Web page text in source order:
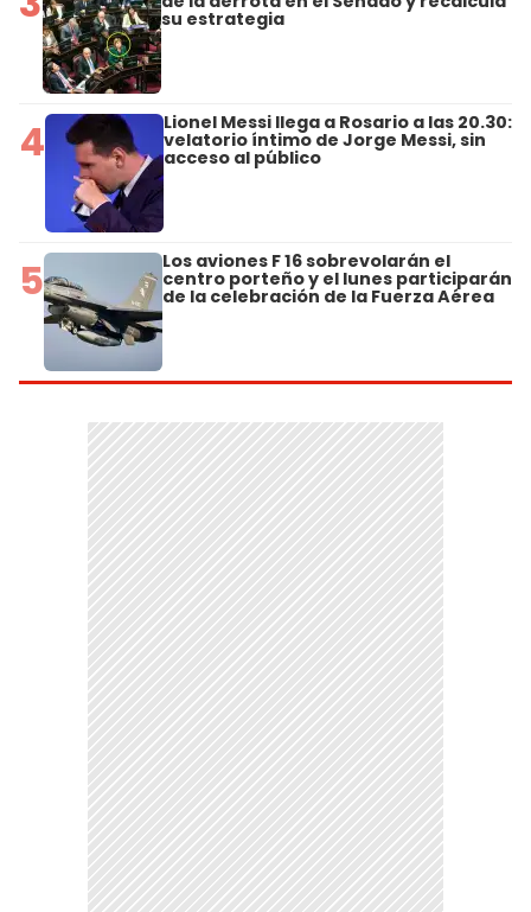
su estrategia
4 Lionel Messi llega a Rosario a las 20.30:
velatorio íntimo de Jorge Messi, sin
acceso al público
5 Los aviones F 16 sobrevolarán el
centro porteño y el lunes participarán
de la celebración de la Fuerza Aérea